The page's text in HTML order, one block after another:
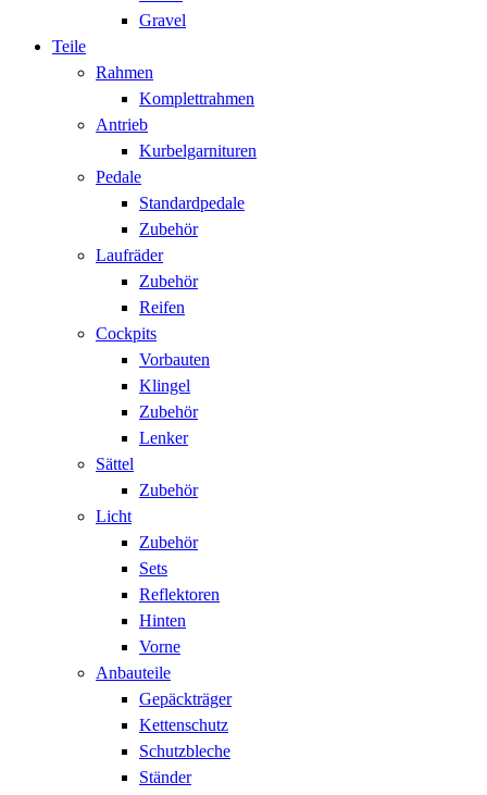
Gravel
Teile
Rahmen
Komplettrahmen
Antrieb
Kurbelgarnituren
Pedale
Standardpedale
Zubehör
Laufräder
Zubehör
Reifen
Cockpits
Vorbauten
Klingel
Zubehör
Lenker
Sättel
Zubehör
Licht
Zubehör
Sets
Reflektoren
Hinten
Vorne
Anbauteile
Gepäckträger
Kettenschutz
Schutzbleche
Ständer